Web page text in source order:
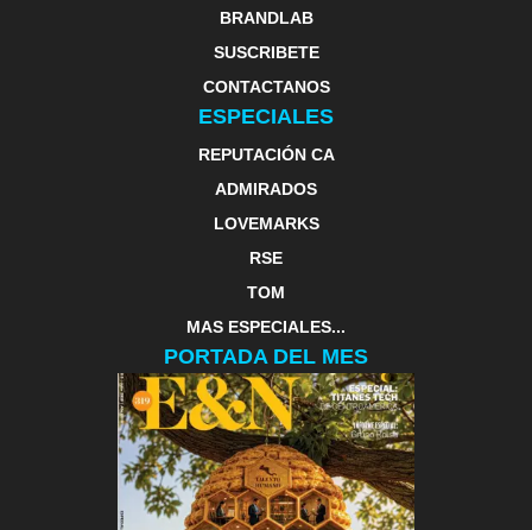
BRANDLAB
SUSCRIBETE
CONTACTANOS
ESPECIALES
REPUTACIÓN CA
ADMIRADOS
LOVEMARKS
RSE
TOM
MAS ESPECIALES...
PORTADA DEL MES